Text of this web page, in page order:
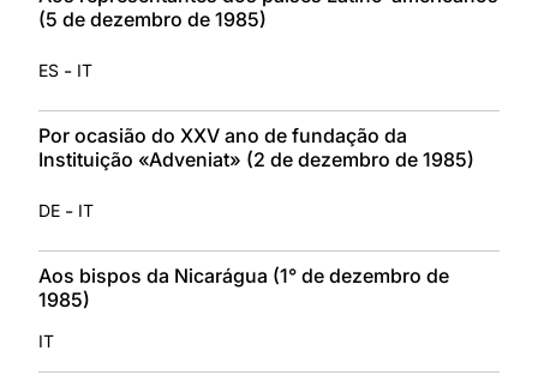
(5 de dezembro de 1985)
ES - IT
Por ocasião do XXV ano de fundação da
Instituição «Adveniat» (2 de dezembro de 1985)
DE - IT
Aos bispos da Nicarágua (1° de dezembro de
1985)
IT